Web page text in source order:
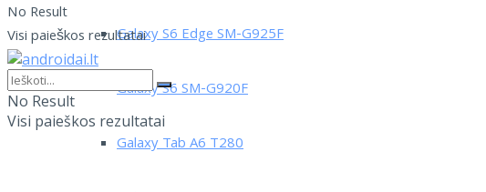
Galaxy S6 Edge SM-G925F
Galaxy S6 SM-G920F
Galaxy Tab A6 T280
No Result
Visi paieškos rezultatai
No Result
Visi paieškos rezultatai